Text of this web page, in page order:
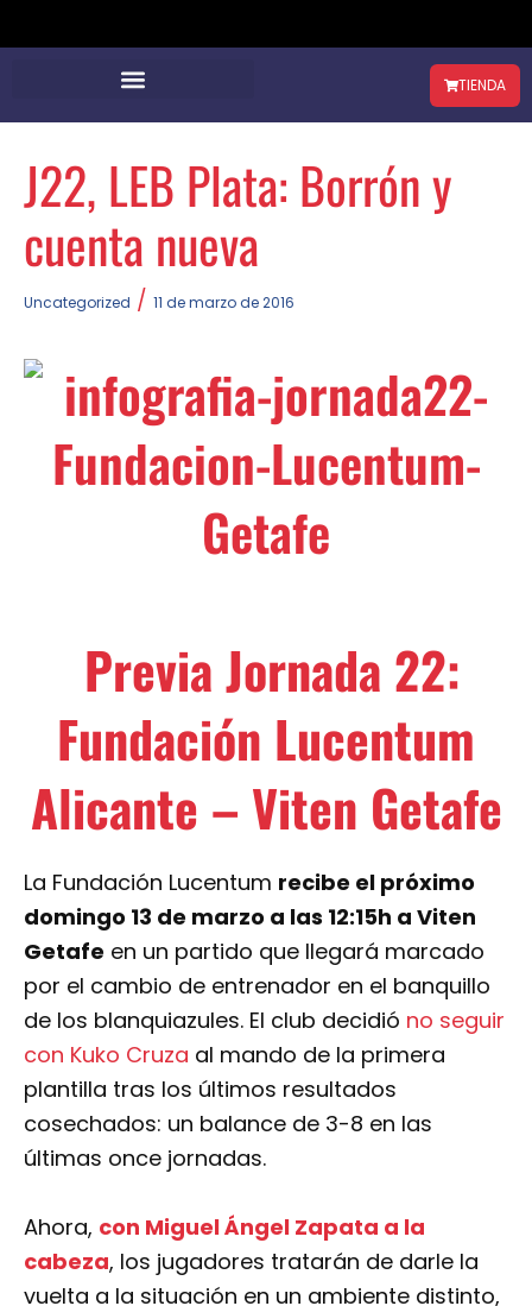
TIENDA
J22, LEB Plata: Borrón y
cuenta nueva
Uncategorized / 11 de marzo de 2016
Previa Jornada 22:
Fundación Lucentum
Alicante – Viten Getafe
La Fundación Lucentum recibe el próximo
domingo 13 de marzo a las 12:15h a Viten
Getafe en un partido que llegará marcado
por el cambio de entrenador en el banquillo
de los blanquiazules. El club decidió no seguir
con Kuko Cruza al mando de la primera
plantilla tras los últimos resultados
cosechados: un balance de 3-8 en las
últimas once jornadas.
Ahora, con Miguel Ángel Zapata a la
cabeza, los jugadores tratarán de darle la
vuelta a la situación en un ambiente distinto,